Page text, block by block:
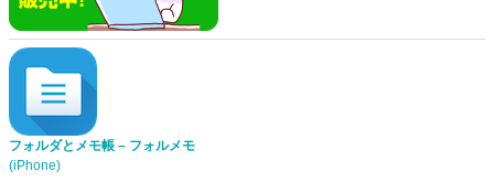
フォルダとメモ帳 – フォルメモ
(iPhone)